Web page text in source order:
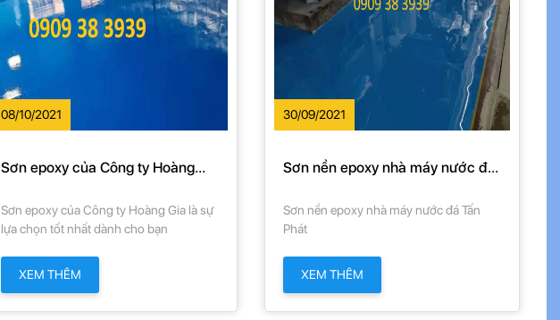
08/10/2021
Sơn epoxy của Công ty Hoàng
cho bạn
Sơn epoxy của Công ty Hoàng Gia là sự
lựa chọn tốt nhất dành cho bạn
XEM THÊM
30/09/2021
Sơn nền epoxy nhà máy nước đá
Sơn nền epoxy nhà máy nước đá Tấn
Phát
XEM THÊM